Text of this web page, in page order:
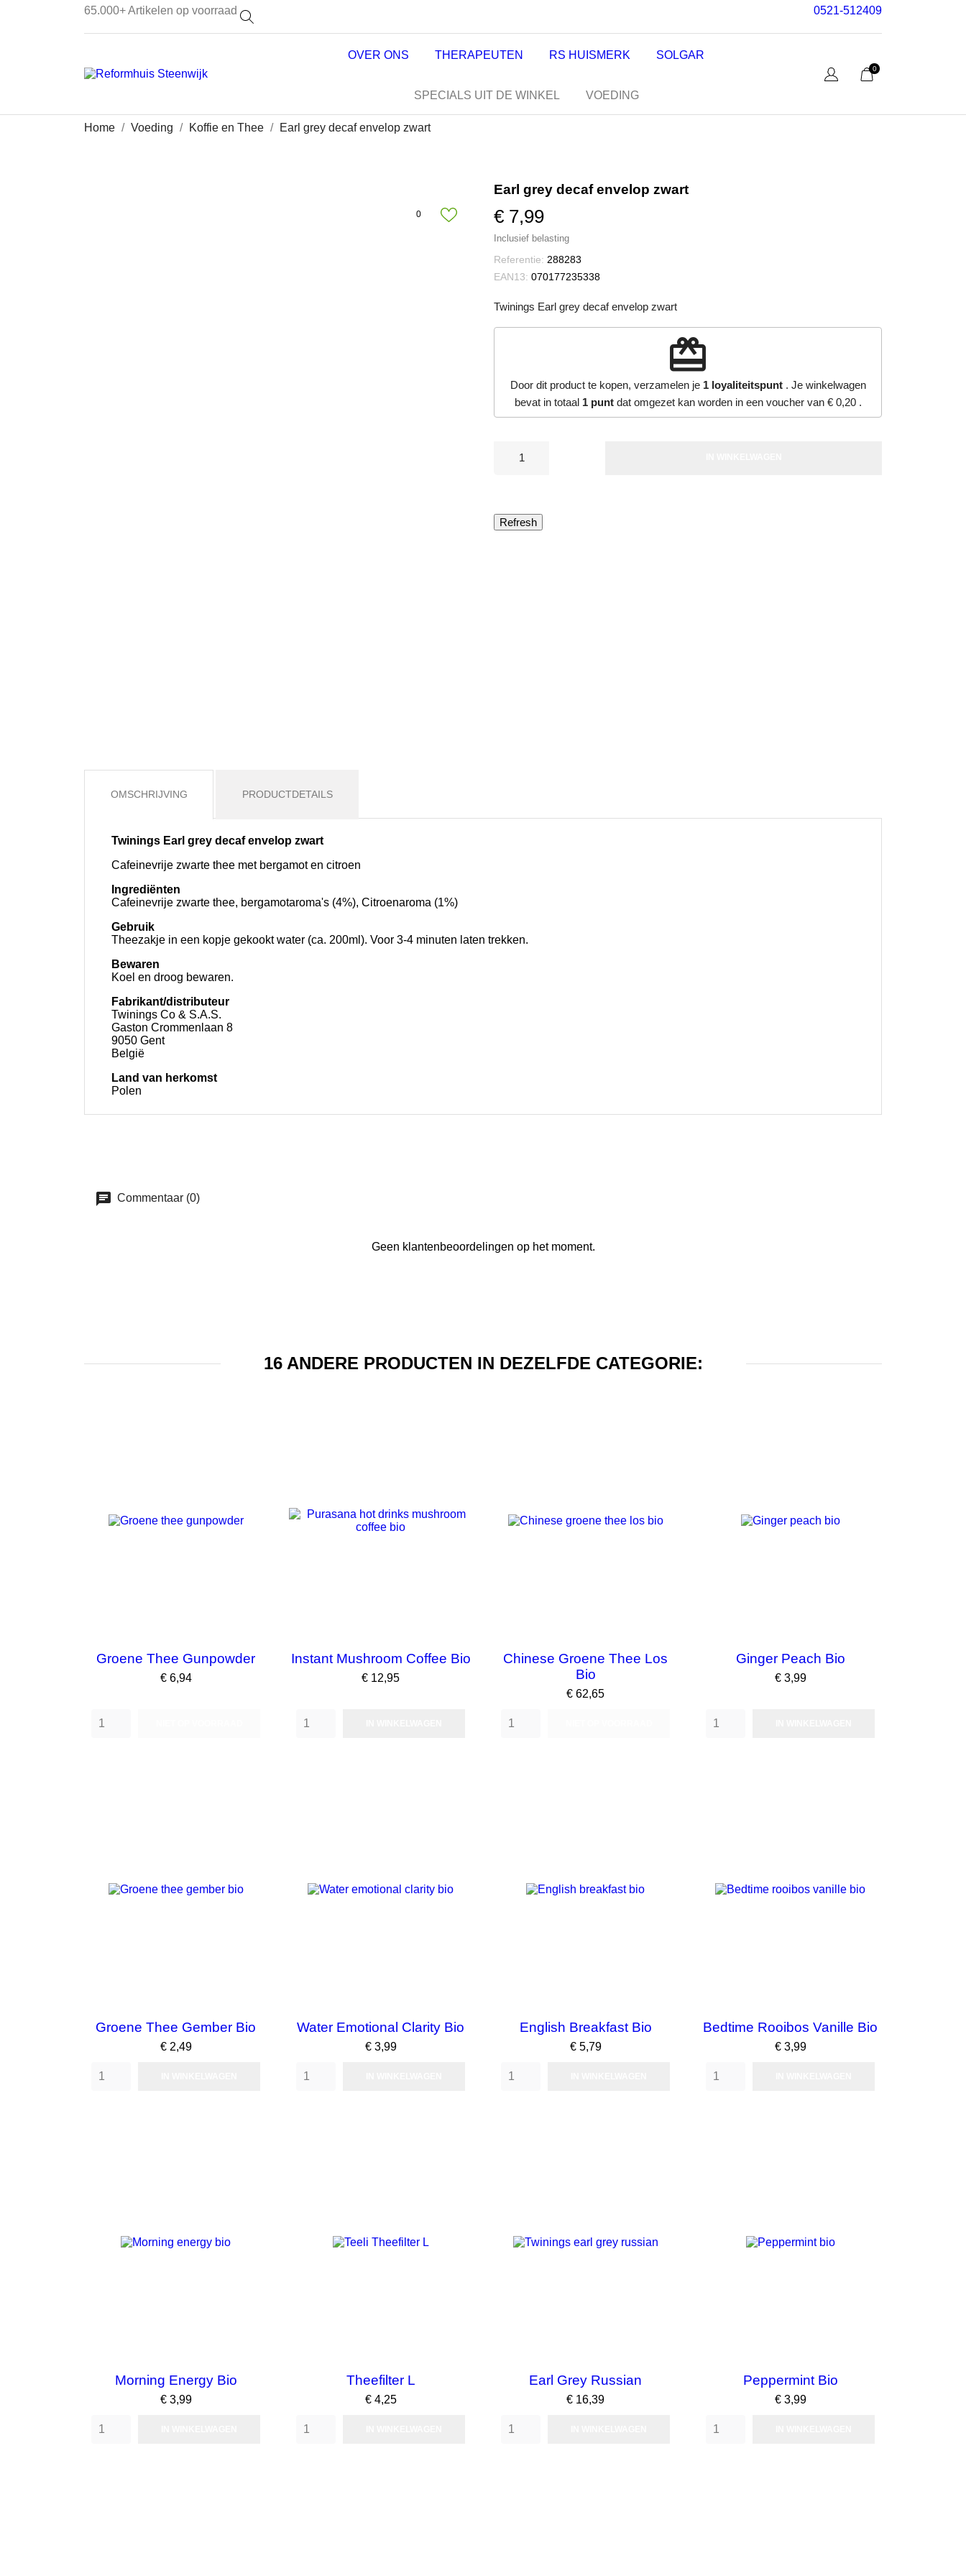
65.000+Artikelen op voorraad 0521-512409
OVER ONS THERAPEUTEN RS HUISMERK SOLGAR
SPECIALS UIT DE WINKEL VOEDING
0
Home Voeding Koffie en Thee Earl grey decaf envelop zwart
0
Earl grey decaf envelop zwart
€ 7,99
Inclusief belasting
Referentie: 288283
EAN13: 070177235338
Twinings Earl grey decaf envelop zwart
redeem
Door dit product te kopen, verzamelen je 1loyaliteitspunt. Je winkelwagen
bevat in totaal 1puntdat omgezet kan worden in een voucher van € 0,20.
OMSCHRIJVING PRODUCTDETAILS
Twinings Earl grey decaf envelop zwart
Cafeinevrije zwarte thee met bergamot en citroen
Ingrediënten
Cafeinevrije zwarte thee, bergamotaroma's (4%), Citroenaroma (1%)
Gebruik
Theezakje in een kopje gekookt water (ca. 200ml). Voor 3-4 minuten laten trekken.
Bewaren
Koel en droog bewaren.
Fabrikant/distributeur
Twinings Co & S.A.S.
Gaston Crommenlaan 8
9050 Gent
België
Land van herkomst
Polen
Commentaar (0)
Geen klantenbeoordelingen op het moment.
16 ANDERE PRODUCTEN IN DEZELFDE CATEGORIE:
Groene Thee Gunpowder
Prijs
€ 6,94
Instant Mushroom Coffee Bio
Prijs
€ 12,95
Chinese Groene Thee Los
Bio
Prijs
€ 62,65
Ginger Peach Bio
Prijs
€ 3,99
Groene Thee Gember Bio
Prijs
€ 2,49
Water Emotional Clarity Bio
Prijs
€ 3,99
English Breakfast Bio
Prijs
€ 5,79
Bedtime Rooibos Vanille Bio
Prijs
€ 3,99
Morning Energy Bio
Prijs
€ 3,99
Theefilter L
Prijs
€ 4,25
Earl Grey Russian
Prijs
€ 16,39
Peppermint Bio
Prijs
€ 3,99